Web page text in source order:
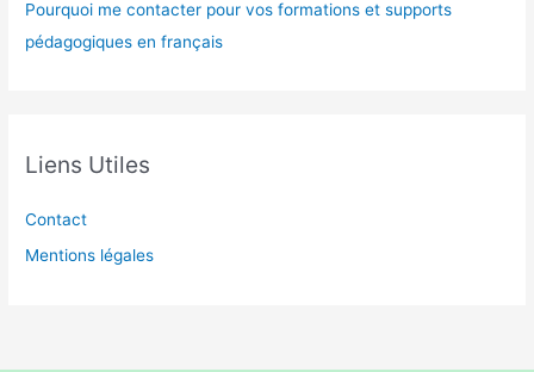
Pourquoi me contacter pour vos formations et supports
pédagogiques en français
Liens Utiles
Contact
Mentions légales